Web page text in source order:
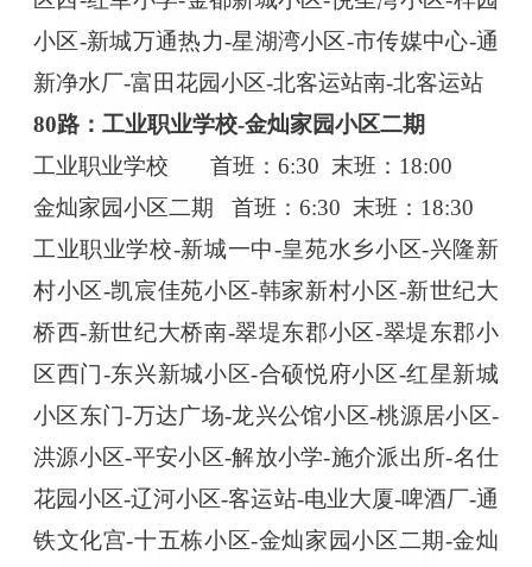
小区-新城万通热力-星湖湾小区-市传媒中心-通
新净水厂-富田花园小区-北客运站南-北客运站
80路：工业职业学校-金灿家园小区二期
工业职业学校
首班： 6:30 末班：18:00
金灿家园小区二期
首班： 6:30 末班：18:30
工业职业学校-新城一中-皇苑水乡小区-兴隆新
村小区-凯宸佳苑小区-韩家新村小区-新世纪大
桥西-新世纪大桥南-翠堤东郡小区-翠堤东郡小
区西门-东兴新城小区-合硕悦府小区-红星新城
小区东门-万达广场-龙兴公馆小区-桃源居小区-
洪源小区-平安小区-解放小学-施介派出所-名仕
花园小区-辽河小区-客运站-电业大厦-啤酒厂-通
铁文化宫-十五栋小区-金灿家园小区二期-金灿